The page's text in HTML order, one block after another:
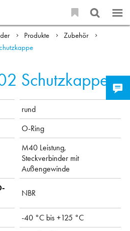
Produkte
Zubehör
Schutzkappe
rund
O-Ring
M40 Leistung,
Steckverbinder mit
Außengewinde
NBR
-40 °C bis +125 °C